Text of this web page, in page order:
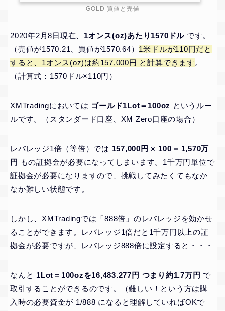
GOLD 買値と売値
2020年2月8日現在、 1オンス(oz)あたり1570ドル です。
（売値が1570.21、買値が1570.64） 1米ドルが110円だと
すると、1オンス(oz)は約157,000円 と計算できます。
（計算式：1570ドル×110円）
XMTradingにおいては ゴールド1Lot＝100oz というルー
ルです。（スタンダード口座、XM Zero口座の場合）
レバレッジ1倍（等倍）では 157,000円 × 100 = 1,570万
円 もの証拠金が必要になってしまいます。1千万円単位で
証拠金が必要になりますので、挑戦してみたくてもなか
なか難しい状態です。
しかし、XMTradingでは「888倍」のレバレッジを効かせ
ることができます。レバレッジ1倍だと1千万円以上の証
拠金が必要ですが、レバレッジ888倍に設定すると・・・
なんと 1Lot＝100ozを16,483.277円 つまり約1.7万円 で
取引することができるのです。（難しい！という方は購
入時の必要資金が 1/888 になると理解していればOKで